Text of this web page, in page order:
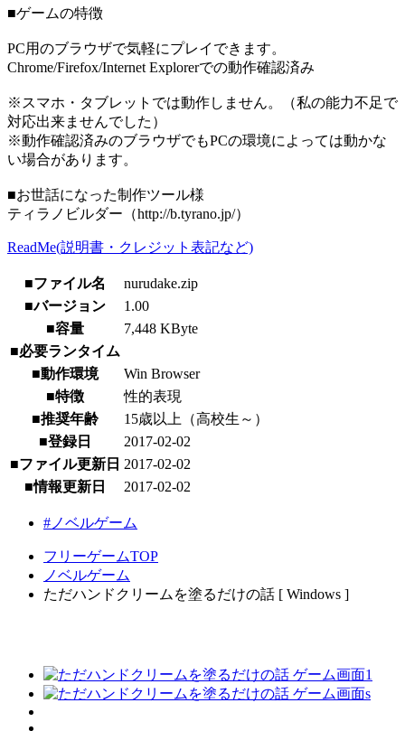
■ゲームの特徴
PC用のブラウザで気軽にプレイできます。
Chrome/Firefox/Internet Explorerでの動作確認済み
※スマホ・タブレットでは動作しません。（私の能力不足で
対応出来ませんでした）
※動作確認済みのブラウザでもPCの環境によっては動かな
い場合があります。
■お世話になった制作ツール様
ティラノビルダー（http://b.tyrano.jp/）
ReadMe(説明書・クレジット表記など)
■ファイル名
nurudake.zip
■バージョン
1.00
■容量
7,448 KByte
■必要ランタイム
■動作環境
Win Browser
■特徴
性的表現
■推奨年齢
15歳以上（高校生～）
■登録日
2017-02-02
■ファイル更新日 2017-02-02
■情報更新日
2017-02-02
#ノベルゲーム
フリーゲームTOP
ノベルゲーム
ただハンドクリームを塗るだけの話 [ Windows ]